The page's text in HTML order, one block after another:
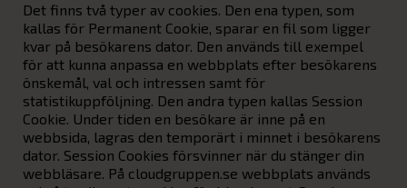
Det finns två typer av cookies. Den ena typen, som
kallas för Permanent Cookie, sparar en fil som ligger
kvar på besökarens dator. Den används till exempel
för att kunna anpassa en webbplats efter besökarens
önskemål, val och intressen samt för
statistikuppföljning. Den andra typen kallas Session
Cookie. Under tiden en besökare är inne på en
webbsida, lagras den temporärt i minnet i besökarens
dator. Session Cookies försvinner när du stänger din
webbläsare. På cloudgruppen.se webbplats används